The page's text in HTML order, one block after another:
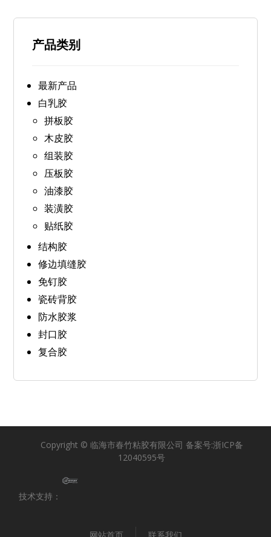
产品类别
最新产品
白乳胶
拼板胶
木皮胶
组装胶
压板胶
油漆胶
装潢胶
贴纸胶
结构胶
修边填缝胶
免钉胶
瓷砖背胶
防水胶浆
封口胶
复合胶
Copyright © 临海市春竹粘胶有限公司 备案号:浙ICP备
12040595号
技术支持：